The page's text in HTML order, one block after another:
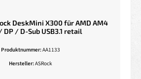
DeskMini X300 für AMD AM4
DP / D-Sub USB3.1 retail
Produktnummer:AA1133
Hersteller:ASRock